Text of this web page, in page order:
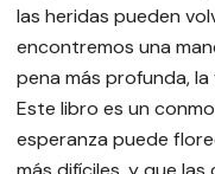
las heridas pueden
encontremos una
pena más profunda,
Este libro es un
esperanza puede